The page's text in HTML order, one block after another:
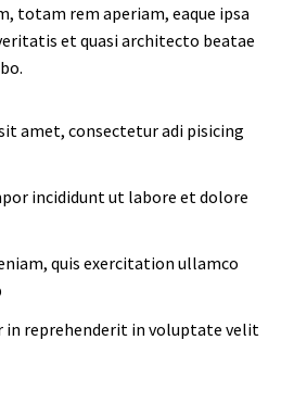
totam rem aperiam, eaque ipsa
et quasi architecto beatae
amet, consectetur adi pisicing
incididunt ut labore et dolore
quis exercitation ullamco
in reprehenderit in voluptate velit